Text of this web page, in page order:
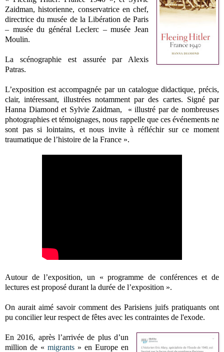
Zaidman, historienne, conservatrice en chef,
directrice du musée de la Libération de Paris
– musée du général Leclerc – musée Jean
Moulin.
La scénographie est assurée par Alexis
Patras.
L’exposition est accompagnée par un catalogue didactique, précis,
clair, intéressant, illustrées notamment par des cartes. Signé par
Hanna Diamond et Sylvie Zaidman,
«illustré par de nombreuses
photographies et témoignages, nous rappelle que ces événements ne
sont pas si lointains, et nous invite à réfléchir sur ce moment
traumatique de l’histoire de la France ».
Autour de l’exposition, un « programme de conférences et de
lectures est proposé durant la durée de l’exposition ».
On aurait aimé savoir comment des Parisiens juifs pratiquants ont
pu concilier leur respect de fêtes avec les contraintes de l'exode.
En 2016, après l’arrivée de plus d’un
million de «migrants » en Europe en